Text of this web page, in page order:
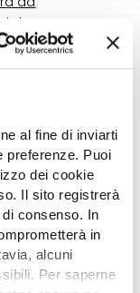
al fine di inviarti
preferenze. Puoi
dei cookie
Il sito registrerà
consenso. In
in
alcuni
Per saperne
da
Rimorchi da
erba
Soffiatori
a piedi
per
trattrici da
a
conducente a
con
con motore
Tosatrici da
Tosatrici da